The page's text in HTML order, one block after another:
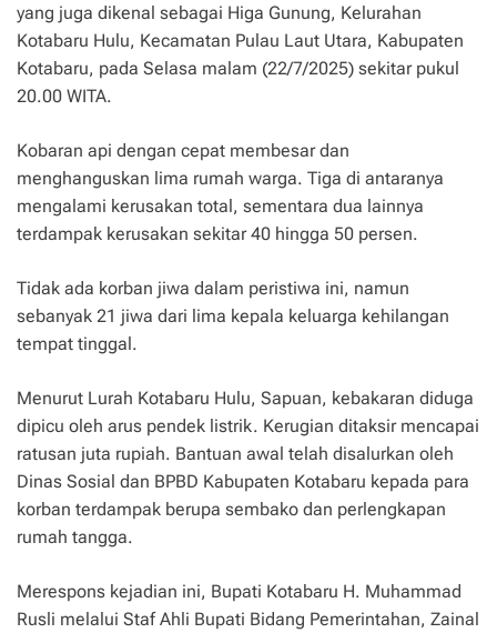
yang juga dikenal sebagai Higa Gunung, Kelurahan
Kotabaru Hulu, Kecamatan Pulau Laut Utara, Kabupaten
Kotabaru, pada Selasa malam (22/7/2025) sekitar pukul
20.00 WITA.
Kobaran api dengan cepat membesar dan
menghanguskan lima rumah warga. Tiga di antaranya
mengalami kerusakan total, sementara dua lainnya
terdampak kerusakan sekitar 40 hingga 50 persen.
Tidak ada korban jiwa dalam peristiwa ini, namun
sebanyak 21 jiwa dari lima kepala keluarga kehilangan
tempat tinggal.
Menurut Lurah Kotabaru Hulu, Sapuan, kebakaran diduga
dipicu oleh arus pendek listrik. Kerugian ditaksir mencapai
ratusan juta rupiah. Bantuan awal telah disalurkan oleh
Dinas Sosial dan BPBD Kabupaten Kotabaru kepada para
korban terdampak berupa sembako dan perlengkapan
rumah tangga.
Merespons kejadian ini, Bupati Kotabaru H. Muhammad
Rusli melalui Staf Ahli Bupati Bidang Pemerintahan, Zainal